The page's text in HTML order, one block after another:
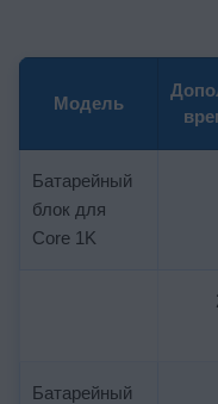
Модель
Батарейный
блок для
Core 1K
Батарейный